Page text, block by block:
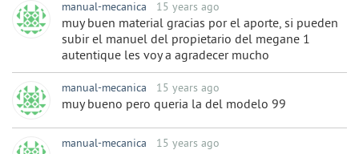
manual-mecanica 15 years ago
muy buen material gracias por el aporte, si pueden
subir el manuel del propietario del megane 1
autentique les voy a agradecer mucho
manual-mecanica 15 years ago
muy bueno pero queria la del modelo 99
manual-mecanica 15 years ago